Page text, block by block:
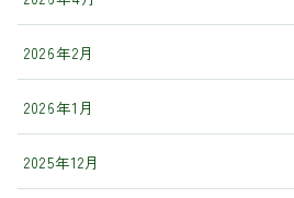
2026年2月
2026年1月
2025年12月